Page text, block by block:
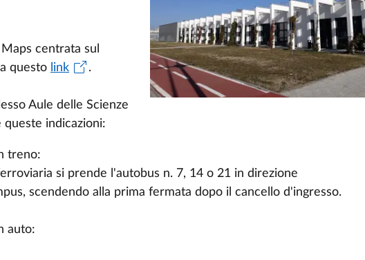
centrata sul
questo link .
Aule delle Scienze
indicazioni:
treno:
si prende l'autobus n. 7, 14 o 21 in direzione
scendendo alla prima fermata dopo il cancello d'ingresso.
auto: